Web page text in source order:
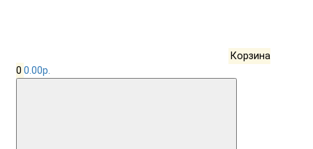
Корзина
0 0.00р.